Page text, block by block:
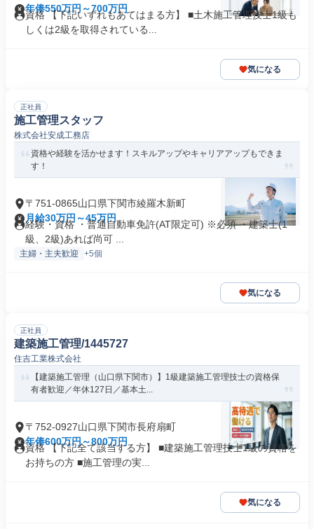
年俸550万円～700万円
資格 【下記いずれもあてはまる方】 ■土木施工管理技士1級も
しくは2級を取得されている...
気になる
正社員
施工管理スタッフ
株式会社安成工務店
資格や経験を活かせます！スキルアップやキャリアアップもできま
す！
〒751-0865山口県下関市綾羅木新町
月給30万円～45万円
経験・資格 ・普通自動車免許(AT限定可) ※必須 ・建築士(1
級、2級)あれば尚可 ...
主婦・主夫歓迎 +5個
気になる
正社員
建築施工管理/1445727
住吉工業株式会社
【建築施工管理（山口県下関市）】1級建築施工管理技士の資格保
有者歓迎／年休127日／基本土...
〒752-0927山口県下関市長府扇町
年俸600万円～800万円
資格 【下記全て該当する方】 ■建築施工管理技士1級の資格を
お持ちの方 ■施工管理の実...
気になる